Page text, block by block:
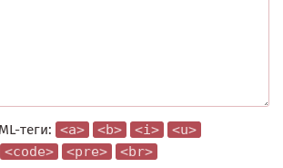
теги: <a> <b> <i>
<u>
<code> <pre> <br>